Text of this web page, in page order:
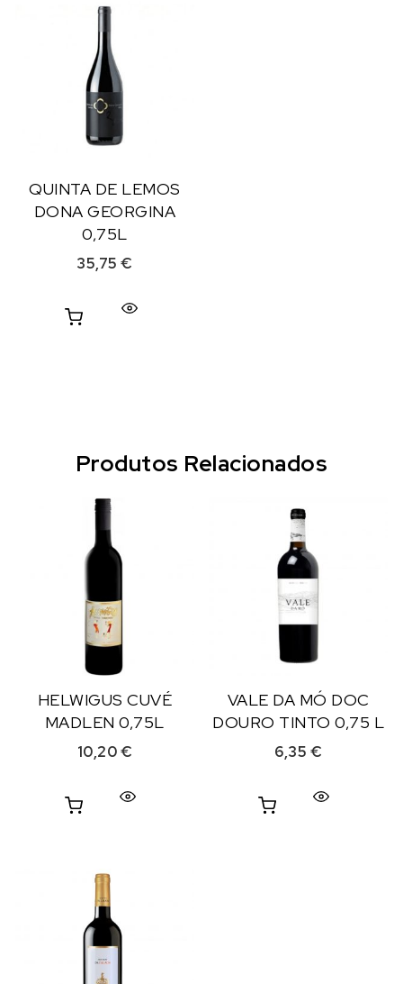
QUINTA DE LEMOS
DONA GEORGINA
0,75L
35,75€
Produtos Relacionados
HELWIGUS CUVÉ
MADLEN 0,75L
10,20€
VALE DA MÓ DOC
DOURO TINTO 0,75 L
6,35 €